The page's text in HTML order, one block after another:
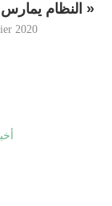
« النظام يمارس السياسة باستخدام التخويف والتخوين »
2020